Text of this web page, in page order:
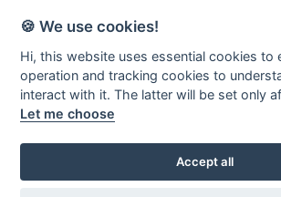
© Copyright 2020-2026. Some of the
🍪 We use cookies!
Hi, this website uses essential cookies to
operation and tracking cookies to
interact with it. The latter will be set only
Let me choose
Accept all